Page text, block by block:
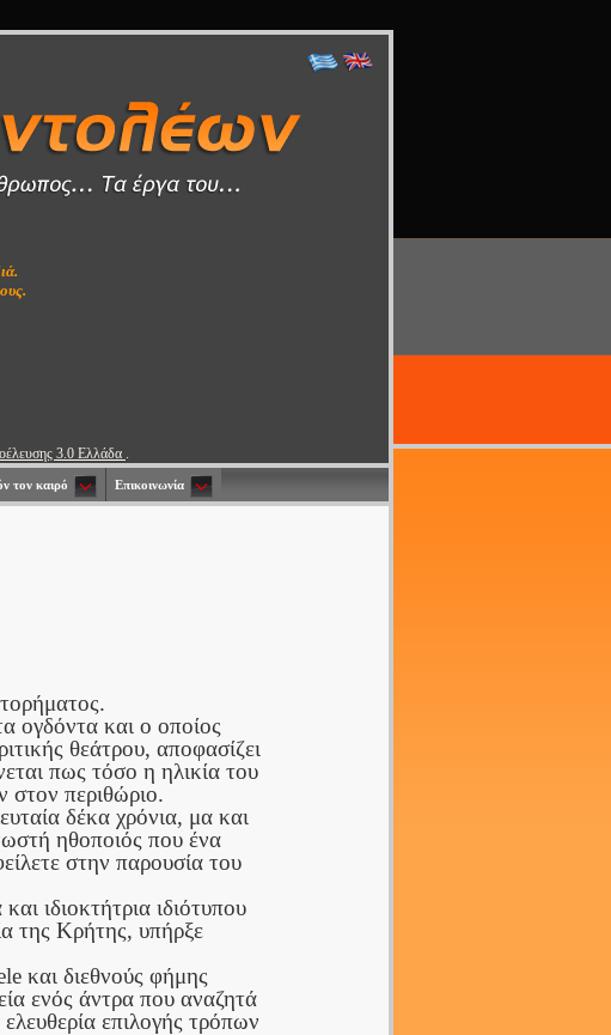
3.0 Ελλάδα .
τον καιρό Επικοινωνία
ογδόντα και ο οποίος
θεάτρου, αποφασίζει
πως τόσο η ηλικία του
στον περιθώριο.
δέκα χρόνια, μα και
ηθοποιός που ένα
στην παρουσία του
ιδιοκτήτρια ιδιότυπου
της Κρήτης, υπήρξε
και διεθνούς φήμης
ενός άντρα που αναζητά
επιλογής τρόπων